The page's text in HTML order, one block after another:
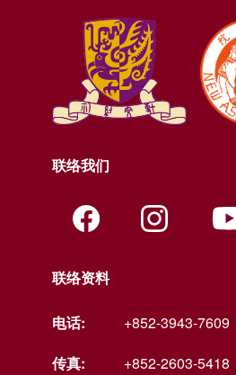
联络我们
联络资料
电话:
+852-3943-7609
传真:
+852-2603-5418